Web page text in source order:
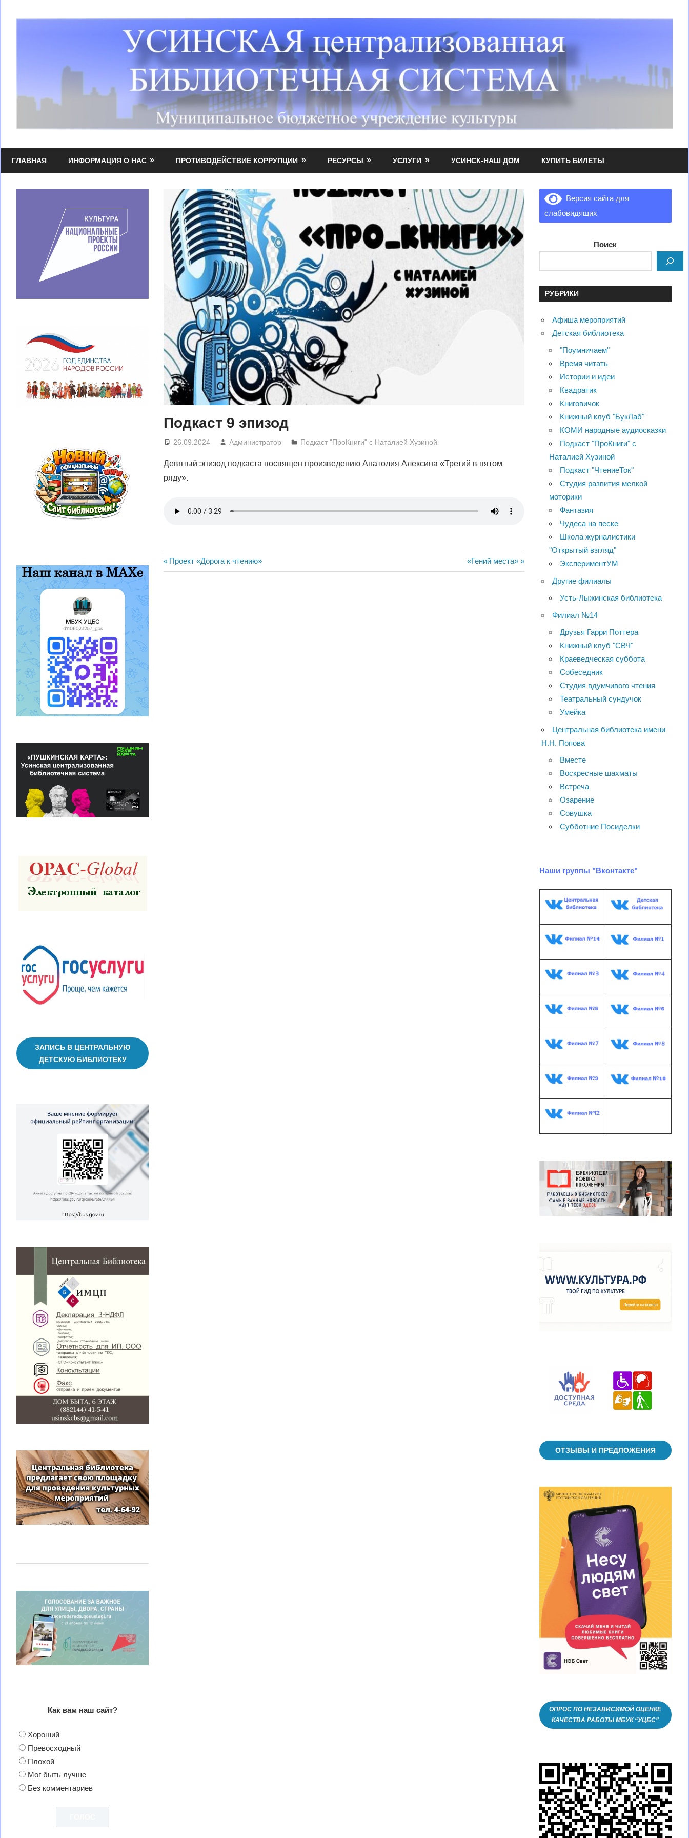
МБУК
УЦБС
библиотечная
ГЛАВНАЯ ИНФОРМАЦИЯ О НАС ПРОТИВОДЕЙСТВИЕ КОРРУПЦИИ РЕСУРСЫ УСЛУГИ УСИНСК-НАШ ДОМ КУПИТЬ БИЛЕТЫ
Подкаст 9 эпизод
26.09.2024 Администратор Подкаст "ПроКниги" с Наталией Хузиной
Девятый эпизод подкаста посвящен произведению Анатолия Алексина «Третий в пятом
ряду».
Навигация
Предыдущая
запись:
Проект «Дорога к чтению»
Следующая
запись:
«Гений места»
ЗАПИСЬ В ЦЕНТРАЛЬНУЮ
ДЕТСКУЮ БИБЛИОТЕКУ
Как вам наш сайт?
Хороший
Превосходный
Плохой
Мог быть лучше
Без комментариев
Версия сайта для
слабовидящих
Поиск
РУБРИКИ
Афиша мероприятий
Детская библиотека
"Поумничаем"
Время читать
Истории и идеи
Квадратик
Книговичок
Книжный клуб "БукЛаб"
КОМИ народные аудиосказки
Подкаст "ПроКниги" с
Наталией Хузиной
Подкаст "ЧтениеТок"
Студия развития мелкой
моторики
Фантазия
Чудеса на песке
Школа журналистики
"Открытый взгляд"
ЭкспериментУМ
Другие филиалы
Усть-Лыжинская библиотека
Филиал №14
Друзья Гарри Поттера
Книжный клуб "СВЧ"
Краеведческая суббота
Собеседник
Студия вдумчивого чтения
Театральный сундучок
Умейка
Центральная библиотека имени
Н.Н. Попова
Вместе
Воскресные шахматы
Встреча
Озарение
Совушка
Субботние Посиделки
Наши группы "Вконтакте"
ОТЗЫВЫ И ПРЕДЛОЖЕНИЯ
ОПРОС ПО НЕЗАВИСИМОЙ ОЦЕНКЕ
КАЧЕСТВА РАБОТЫ МБУК “УЦБС”